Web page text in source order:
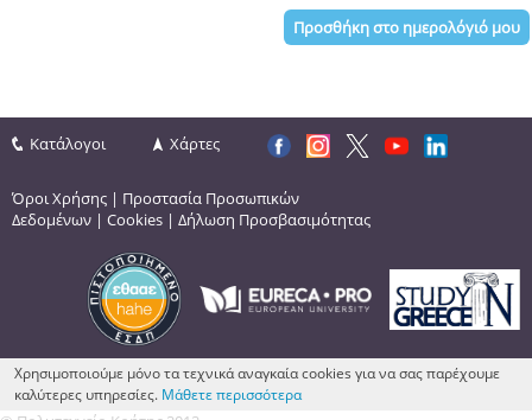
Προσθήκη στο ημερολόγιό μου
Κατάλογοι Χάρτες
Όροι Χρήσης | Προστασία Προσωπικών
Δεδομένων | Cookies | Δήλωση Προσβασιμότητας
Χρησιμοποιούμε μόνο τα τεχνικά αναγκαία cookies για να σας παρέχουμε
καλύτερες υπηρεσίες. Μάθετε περισσότερα